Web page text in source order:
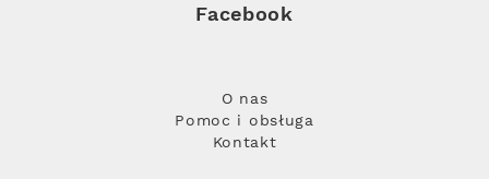
Facebook
O nas
Pomoc i obsługa
Kontakt